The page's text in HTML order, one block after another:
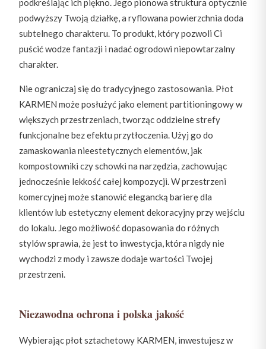
podkreślając ich piękno. Jego pionowa struktura optycznie
podwyższy Twoją działkę, a ryflowana powierzchnia doda
subtelnego charakteru. To produkt, który pozwoli Ci
puścić wodze fantazji i nadać ogrodowi niepowtarzalny
charakter.
Nie ograniczaj się do tradycyjnego zastosowania. Płot
KARMEN może posłużyć jako element partitioningowy w
większych przestrzeniach, tworząc oddzielne strefy
funkcjonalne bez efektu przytłoczenia. Użyj go do
zamaskowania nieestetycznych elementów, jak
kompostowniki czy schowki na narzędzia, zachowując
jednocześnie lekkość całej kompozycji. W przestrzeni
komercyjnej może stanowić elegancką barierę dla
klientów lub estetyczny element dekoracyjny przy wejściu
do lokalu. Jego możliwość dopasowania do różnych
stylów sprawia, że jest to inwestycja, która nigdy nie
wychodzi z mody i zawsze dodaje wartości Twojej
przestrzeni.
Niezawodna ochrona i polska jakość
Wybierając płot sztachetowy KARMEN, inwestujesz w